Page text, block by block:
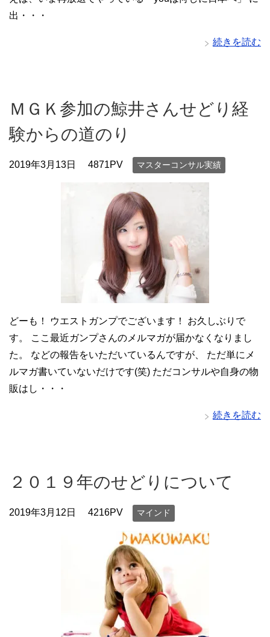
出・・・
続きを読む
ＭＧＫ参加の鯨井さんせどり経
験からの道のり
2019年3月13日 4871PV マスターコンサル実績
どーも！ ウエストガンプでございます！ お久しぶりで
す。 ここ最近ガンプさんのメルマガが届かなくなりまし
た。 などの報告をいただいているんですが、 ただ単にメ
ルマガ書いていないだけです(笑) ただコンサルや自身の物
販はし・・・
続きを読む
２０１９年のせどりについて
2019年3月12日 4216PV マインド